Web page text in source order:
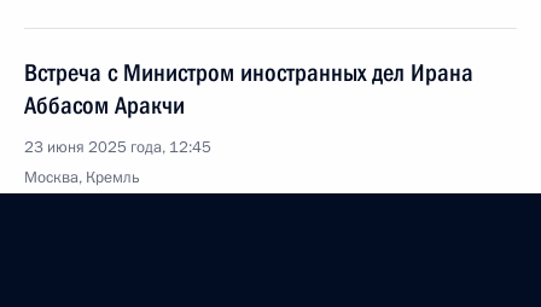
Встреча с Министром иностранных дел Ирана
Аббасом Аракчи
23 июня 2025 года, 12:45
Москва, Кремль